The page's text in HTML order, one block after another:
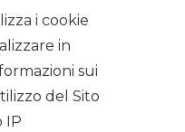
i cookie
in
sui
del Sito
IP